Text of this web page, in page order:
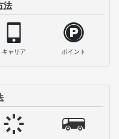
法
キャリア ポイント